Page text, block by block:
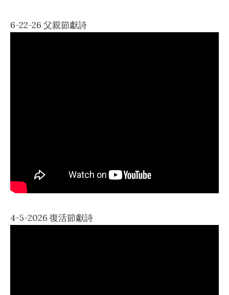
6-22-26 父親節獻詩
4-5-2026 復活節獻詩